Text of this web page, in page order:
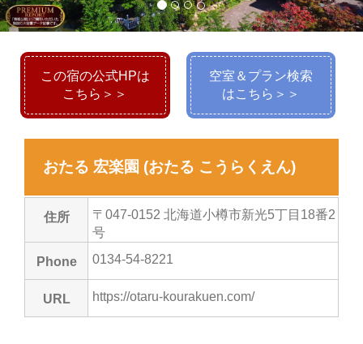
この宿の公式HPは
こちら＞＞
空室＆プラン検索
はこちら＞＞
おたる 宏楽園 (おたる こうらくえん)
住所
〒047-0152 北海道小樽市新光5丁目18番2
号
Phone 0134-54-8221
URL https://otaru-kourakuen.com/